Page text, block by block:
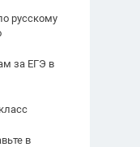
русскому
за ЕГЭ в
в